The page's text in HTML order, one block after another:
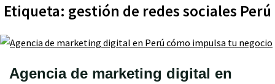
Etiqueta: gestión de redes sociales Perú
Agencia de marketing digital en